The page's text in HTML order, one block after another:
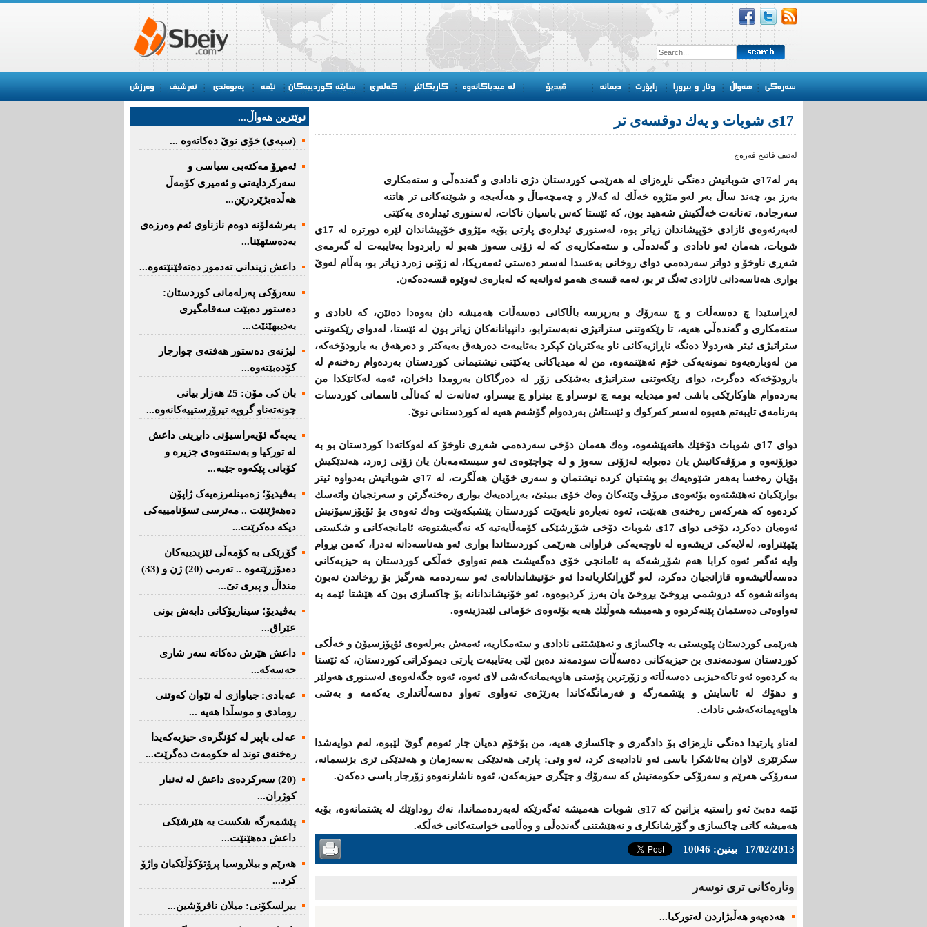
17ی‌ شوبات و یه‌ك دوقسه‌ی‌ تر
له‌تیف فاتیح فه‌ره‌ج
به‌ر له‌17ی‌ شوباتیش ده‌نگی‌ ناڕه‌زای‌ له‌ هه‌رێمی‌ كوردستان دژی‌ نادادی‌ و گه‌نده‌ڵی‌ و سته‌مكاری‌
به‌رز بو، چه‌ند ساڵ به‌ر له‌و مێژوه‌ خه‌ڵك له ‌كه‌لار و چه‌مچه‌ماڵ و هه‌ڵه‌بجه ‌و شوێنه‌كانی‌ تر هاتنه‌
سه‌رجاده‌، ته‌نانه‌ت خه‌ڵكیش شه‌هید بون، كه‌ ئێستا كه‌س باسیان ناكات، له‌سنوری‌ ئیداره‌ی‌ یه‌كێتی‌
له‌به‌رئه‌وه‌ی‌ ئازادی‌ خۆپیشاندان زیاتر بوه‌، له‌سنوری‌ ئیداره‌ی‌ پارتی‌ بۆیه‌ مێژوی‌ خۆپیشاندان لێره‌ دورتره‌ له‌ 17ی‌
شوبات، هه‌مان ئه‌و نادادی‌ و گه‌نده‌ڵی‌ و سته‌مكاریه‌ی‌ كه‌ له‌ زۆنی‌ سه‌وز هه‌بو له‌ رابردودا به‌تایبه‌ت له ‌گه‌رمه‌ی‌
شه‌ڕی‌ ناوخۆ و دواتر سه‌رده‌می‌ دوای‌ روخانی‌ به‌عسدا له‌سه‌ر ده‌ستی‌ ئه‌مه‌ریكا، له‌ زۆنی‌ زه‌رد زیاتر بو، به‌ڵام له‌وێ‌
بواری‌ هه‌ناسه‌دانی‌ ئازادی‌ ته‌نگ تر بو، ئه‌مه‌ قسه‌ی‌ هه‌مو ئه‌وانه‌یه‌ كه ‌له‌باره‌ی‌ ئه‌وێوه‌ قسه‌ده‌كه‌ن.
له‌ڕاستیدا چ ده‌سه‌ڵات و چ سه‌رۆك و به‌رپرسه‌ باڵاكانی‌ ده‌سه‌ڵات هه‌میشه‌ دان به‌وه‌دا ده‌نێن، كه‌ نادادی‌ و
سته‌مكاری‌ و گه‌نده‌ڵی‌ هه‌یه‌، تا رێكه‌وتنی‌ ستراتیژی‌ نه‌به‌سترابو، دانپیانانه‌كان زیاتر بون له‌ ئێستا، له‌دوای‌ رێكه‌وتنی‌
ستراتیژی‌ ئیتر هه‌ردولا ده‌نگه‌ ناڕازیه‌كانی‌ ناو یه‌كتریان كپكرد به‌تایبه‌ت ده‌رهه‌ق به‌یه‌كتر و ده‌رهه‌ق به‌ بارودۆخه‌كه‌،
من له‌وباره‌یه‌وه‌ نمونه‌یه‌كی‌ خۆم ئه‌هێنمه‌وه‌، من له‌ میدیاكانی‌ یه‌كێتی‌ نیشتیمانی‌ كوردستان به‌رده‌وام ره‌خنه‌م له‌
بارودۆخه‌كه‌ ده‌گرت، دوای‌ رێكه‌وتنی‌ ستراتیژی‌ به‌شێكی‌ زۆر له‌ ده‌رگاكان به‌رومدا داخران، ئه‌مه‌ له‌كاتێكدا من
به‌رده‌وام هاوكارێكی‌ باشی‌ ئه‌و میدیایه‌ بومه‌ چ نوسراو چ بینراو چ بیسراو، ته‌نانه‌ت له‌ كه‌ناڵی‌ ئاسمانی‌ كوردسات
به‌رنامه‌ی‌ تایبه‌تم هه‌بوه‌ له‌سه‌ر كه‌ركوك و ئێستاش به‌رده‌وام گۆشه‌م هه‌یه‌ له‌ كوردستانی‌ نوێ‌.
دوای‌ 17ی‌ شوبات دۆخێك هاته‌پێشه‌وه،‌ وه‌ك هه‌مان دۆخی‌ سه‌رده‌می‌ شه‌ڕی‌ ناوخۆ كه‌ له‌وكاته‌دا كوردستان بو به‌
دوزۆنه‌وه ‌و مرۆڤه‌كانیش یان ده‌بوایه‌ له‌زۆنی‌ سه‌وز و له‌ چواچێوه‌ی‌ ئه‌و سیسته‌مه‌بان یان زۆنی‌ زه‌رد، هه‌ندێكیش
بۆیان ره‌خسا به‌هه‌ر شێوه‌یه‌ك بو پشتیان كرده‌ نیشتمان و سه‌ری‌ خۆیان هه‌ڵگرت، له‌ 17ی‌ شوباتیش به‌دواوه‌ ئیتر
بوارێكیان نه‌هێشته‌وه‌ بۆئه‌وه‌ی‌ مرۆڤ وێنه‌كان وه‌ك خۆی‌ ببینێ‌، به‌ڕاده‌یه‌ك بواری‌ ره‌خنه‌گرتن و سه‌رنجیان واته‌سك
كرده‌وه‌ كه ‌هه‌ركه‌س ره‌خنه‌ی‌ هه‌بێت، ئه‌وه‌ نه‌یاره‌و نایه‌وێت كوردستان پێشبكه‌وێت وه‌ك ئه‌وه‌ی‌ بۆ ئۆپۆزسیۆنیش
ئه‌وه‌یان ده‌كرد، دۆخی‌ دوای‌ 17ی‌ شوبات دۆخی‌ شۆڕشێكی‌ كۆمه‌ڵایه‌تیه‌ كه ‌نه‌گه‌یشتوه‌ته ‌ئامانجه‌كانی‌ و شكستی‌
پێهێنراوه‌، له‌لایه‌كی‌ تریشه‌وه‌ له‌ ناوچه‌یه‌كی‌ فراوانی‌ هه‌رێمی‌ كوردستاندا بواری‌ ئه‌و هه‌ناسه‌دانه‌ نه‌درا، كه‌من بڕوام
وایه‌ ئه‌گه‌ر ئه‌وه‌ كرابا هه‌م شۆڕشه‌كه‌ به‌ ئامانجی‌ خۆی ده‌گه‌یشت هه‌م ته‌واوی‌ خه‌ڵكی‌ كوردستان به‌ حیزبه‌كانی‌
ده‌سه‌ڵاتیشه‌وه‌ قازانجیان ده‌كرد، له‌و گۆڕانكاریانه‌دا ئه‌و خۆنیشاندانانه‌ی‌ ئه‌و سه‌رده‌مه‌ هه‌رگیز بۆ روخاندن نه‌بون
به‌وانه‌شه‌وه‌ كه ‌دروشمی‌ بڕوخێ‌ بڕوخێ‌ یان به‌رز كردبوه‌وه‌، ئه‌و خۆنیشاندانانه‌ بۆ چاكسازی‌ بون كه‌ هێشتا ئێمه‌ به‌
ته‌واوه‌تی‌ ده‌ستمان پێنه‌كردوه ‌و هه‌میشه‌ هه‌وڵێك هه‌یه‌ بۆئه‌وه‌ی‌ خۆمانی‌ لێبدزینه‌وه‌.
هه‌رێمی‌ كوردستان پێویستی‌ به‌ چاكسازی‌ و نه‌هێشتنی‌ نادادی‌ و سته‌مكاریه‌، ئه‌مه‌ش به‌رله‌وه‌ی‌ ئۆپۆزسیۆن و خه‌ڵكی‌
كوردستان سودمه‌ندی‌ بن حیزبه‌كانی‌ ده‌سه‌ڵات سودمه‌ند ده‌بن لێی‌ به‌تایبه‌ت پارتی‌ دیموكراتی‌ كوردستان، كه‌ ئێستا
به‌ كرده‌وه‌ ئه‌و تاكه‌حیزبی‌ ده‌سه‌ڵاته‌ و زۆرترین پۆستی‌ هاوپه‌یمانه‌كه‌شی‌ لای‌ ئه‌وه‌، ئه‌وه‌ جگه‌له‌وه‌ی‌ له‌سنوری‌ هه‌ولێر
و دهۆك له‌ ئاسایش و پێشمه‌رگه‌ و فه‌رمانگه‌كاندا به‌رێژه‌ی‌ ته‌واوی‌ ته‌واو ده‌سه‌ڵاتداری‌ یه‌كه‌مه‌ و به‌شی‌
هاوپه‌یمانه‌كه‌شی‌ نادات.
له‌ناو پارتیدا ده‌نگی‌ ناڕه‌زای‌ بۆ دادگه‌ری‌ و چاكسازی‌ هه‌یه‌، من بۆخۆم ده‌یان جار ئه‌وه‌م گوێ‌ لێبوه‌، له‌م دوایه‌شدا
سكرتێری‌ لاوان به‌ئاشكرا باسی‌ ئه‌و نادادیه‌ی‌ كرد، ئه‌و وتی:‌ پارتی‌ هه‌ندێكی‌ به‌سه‌زمان و هه‌ندێكی‌ تری‌ بزنسمانه‌،
سه‌رۆكی‌ هه‌رێم و سه‌رۆكی‌ حكومه‌تیش كه‌ سه‌رۆك و جێگری‌ حیزبه‌كه‌ن، ئه‌وه‌ ناشارنه‌وه‌و زۆرجار باسی‌ ده‌كه‌ن.
ئێمه‌ ده‌بێ‌ ئه‌و راستیه‌ بزانین كه‌ 17ی‌ شوبات هه‌میشه‌ ئه‌گه‌رێكه‌ له‌به‌رده‌مماندا، نه‌ك روداوێك له‌ پشتمانه‌وه،‌ بۆیه‌
هه‌میشه‌ كاتی‌ چاكسازی‌ و گۆرشانكاری‌ و نه‌هێشتنی‌ گه‌نده‌ڵی‌ و وه‌ڵامی‌ خواسته‌كانی‌ خه‌ڵكه‌.
17/02/2013 بینین: 10046
وتاره‌کانی تری نوسه‌ر
هەدەپەو هه‌ڵبژاردن‌ لەتوركیا...
نوێترین هه‌واڵ...
(سبەى) خۆى نوێ دەکاتەوە ...
ئه‌مڕۆ مه‌كته‌بی‌ سیاسی‌ و
سه‌ركردایه‌تی‌ و ئه‌میری‌ كۆمه‌ڵ
هەڵدەبژێردرێن...
به‌رشه‌لۆنه‌ دوه‌م نازناوی ئه‌م وه‌رزه‌ی
به‌ده‌ستهێنا...
داعش زیندانی تەدمور دەتەقێنێتەوە...
سەرۆكی پەرلەمانی كوردستان:
دەستور دەبێت سەقامگیری
بەدیبهێنێت...
لیژنەی دەستور هەفتەی چوارجار
كۆدەبێتەوە...
بان كی مۆن: 25 هەزار بیانی
چونەتەناو گروپە تیرۆرستییەكانەوە...
یەپەگە ئۆپەراسیۆنی دابڕینی داعش
لە تورکیا و بەستنەوەی جزیرە و
کۆبانی پێکەوە جێبە...
بەڤیدیۆ؛ زەمینلەرزەیەک ژاپۆن
دەهەژێنێت .. مەترسی تسۆنامییەکی
دیکە دەکرێت...
گۆڕێکی بە کۆمەڵی ئێزیدییەکان
دەدۆزرێتەوە .. تەرمی (20) ژن و (33)
منداڵ و پیری تێ...
بەڤیدیۆ؛ سیناریۆکانی دابەش بونی
عێراق...
داعش هێرش دەکاتە سەر شاری
حەسەکە...
عه‌بادی: جیاوازی له‌ نێوان کەوتنی
رومادی و موسڵدا هه‌یه‌ ...
عەلی باپیر لە کۆنگرەی حیزبەکەیدا
رەخنەی توند لە حکومەت دەگرێت...
(20) سه‌ركرده‌ی داعش لە ئەنبار
کوژران...
پێشمەرگە شكست بە هێرشێكی
داعش دەهێنێت...
هەرێم و بیلاروسیا پرۆتۆکۆڵێکیان واژۆ
کرد...
بیرلسكۆنی: میلان نافرۆشین...